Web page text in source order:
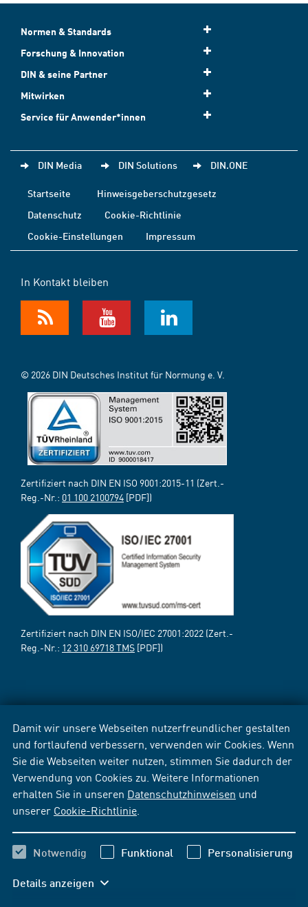
Damit wir unsere Webseiten nutzerfreundlicher gestalten
und fortlaufend verbessern, verwenden wir Cookies. Wenn
Sie die Webseiten weiter nutzen, stimmen Sie dadurch der
Verwendung von Cookies zu. Weitere Informationen
erhalten Sie in unseren Datenschutzhinweisen und
unserer Cookie-Richtlinie
Notwendig Funktional Personalisierung
Details anzeigen
Normen & Standards
Forschung & Innovation
DIN & seine Partner
Mitwirken
Service für Anwender*innen
DIN Media DIN Solutions DIN.ONE
Startseite
Hinweisgeberschutzgesetz
Datenschutz
Cookie-Richtlinie
Cookie-Einstellungen
Impressum
In Kontakt bleiben
© 2026 DIN Deutsches Institut für Normung e. V.
Zertifiziert nach DIN EN ISO 9001:2015-11 (Zert.-
Reg.-Nr.: 01 100 2100794 [PDF])
Zertifiziert nach DIN EN ISO/IEC 27001:2022 (Zert.-
Reg.-Nr.: 12 310 69718 TMS [PDF])